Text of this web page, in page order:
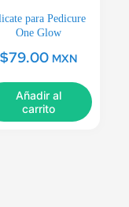
para Pedicure
One Glow
$79.00 MXN
Añadir al
carrito